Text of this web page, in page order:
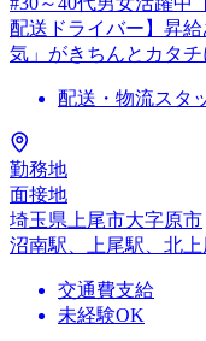
配送ドライバー】昇
気」がきちんとカタチ
配送・物流スタ
勤務地
面接地
埼玉県上尾市大字原市
沼南駅、上尾駅、北上
交通費支給
未経験OK